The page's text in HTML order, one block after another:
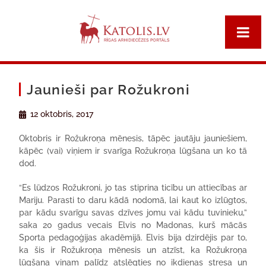
Jaunieši par Rožukroni
12 oktobris, 2017
Oktobris ir Rožukroņa mēnesis, tāpēc jautāju jauniešiem,
kāpēc (vai) viņiem ir svarīga Rožukroņa lūgšana un ko tā
dod.
“Es lūdzos Rožukroni, jo tas stiprina ticību un attiecības ar
Mariju. Parasti to daru kādā nodomā, lai kaut ko izlūgtos,
par kādu svarīgu savas dzīves jomu vai kādu tuvinieku,”
saka 20 gadus vecais Elvis no Madonas, kurš mācās
Sporta pedagoģijas akadēmijā. Elvis bija dzirdējis par to,
ka šis ir Rožukroņa mēnesis un atzīst, ka Rožukroņa
lūgšana viņam palīdz atslēgties no ikdienas stresa un